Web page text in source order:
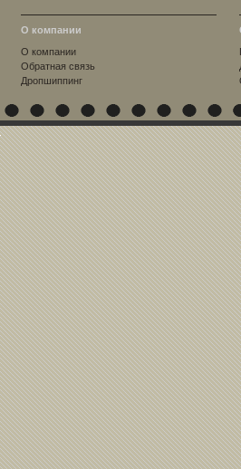
О компании
О компании
Обратная связь
Дропшиппинг